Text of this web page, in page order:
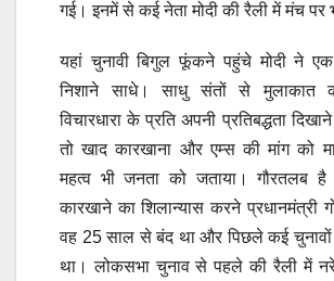
गई। इनमें से कई नेता मोदी की रैली में मंच पर
यहां चुनावी बिगुल फूंकने पहुंचे मोदी ने
निशाने साधे। साधु संतों से मुलाकात
विचारधारा के प्रति अपनी प्रतिबद्धता
तो खाद कारखाना और एम्स की मांग को
महत्व भी जनता को जताया। गौरतलब
कारखाने का शिलान्यास करने प्रधानमंत्री
वह 25 साल से बंद था और पिछले कई चुनावों
था। लोकसभा चुनाव से पहले की रैली में